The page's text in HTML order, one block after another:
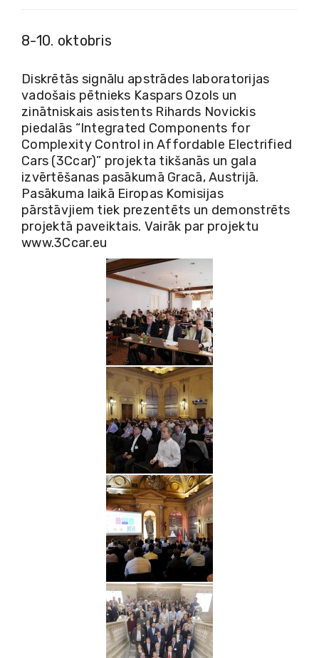
8-10. oktobris
Diskrētās signālu apstrādes laboratorijas
vadošais pētnieks Kaspars Ozols un
zinātniskais asistents Rihards Novickis
piedalās “Integrated Components for
Complexity Control in Affordable Electrified
Cars (3Ccar)” projekta tikšanās un gala
izvērtēšanas pasākumā Gracā, Austrijā.
Pasākuma laikā Eiropas Komisijas
pārstāvjiem tiek prezentēts un demonstrēts
projektā paveiktais. Vairāk par projektu
www.3Ccar.eu